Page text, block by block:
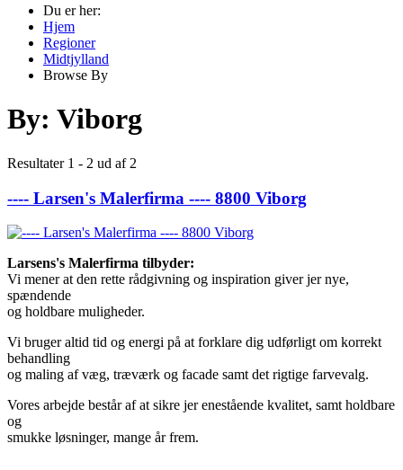
Du er her:
Hjem
Regioner
Midtjylland
Browse By
By: Viborg
Resultater 1 - 2 ud af 2
---- Larsen's Malerfirma ---- 8800 Viborg
Larsens's Malerfirma tilbyder:
Vi mener at den rette rådgivning og inspiration giver jer nye,
spændende
og holdbare muligheder.
Vi bruger altid tid og energi på at forklare dig udførligt om korrekt
behandling
og maling af væg, træværk og facade samt det rigtige farvevalg.
Vores arbejde består af at sikre jer enestående kvalitet, samt holdbare
og
smukke løsninger, mange år frem.